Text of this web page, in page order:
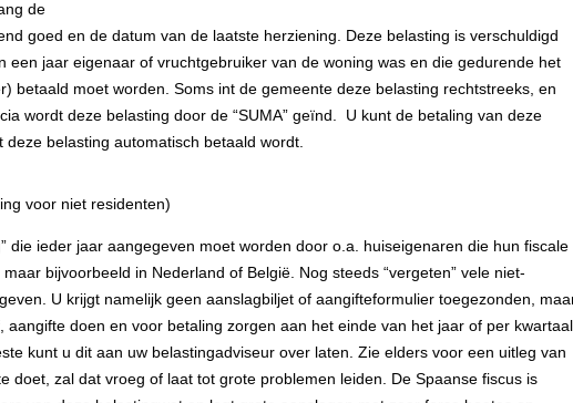
de
goed en de datum van de laatste herziening. Deze belasting is verschuldigd
een jaar eigenaar of vruchtgebruiker van de woning was en die gedurende het
betaald moet worden. Soms int de gemeente deze belasting rechtstreeks, en
wordt deze belasting door de “SUMA” geïnd. U kunt de betaling van deze
belasting automatisch betaald wordt.
voor niet residenten)
die ieder jaar aangegeven moet worden door o.a. huiseigenaren die hun fiscale
bijvoorbeeld in Nederland of België. Nog steeds “vergeten” vele niet-
U krijgt namelijk geen aanslagbiljet of aangifteformulier toegezonden,
aangifte doen en voor betaling zorgen aan het einde van het jaar of per kwartaal
kunt u dit aan uw belastingadviseur over laten. Zie elders voor een uitleg van
doet, zal dat vroeg of laat tot grote problemen leiden. De Spaanse fiscus is